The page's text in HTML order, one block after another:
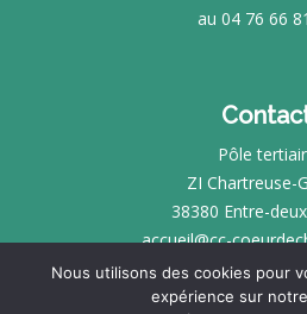
au 04 76 66
Pôle
ZI Chartreuse-
38380 Entre-
accueil@cc-
Nous utilisons des cookies pour
expérience sur